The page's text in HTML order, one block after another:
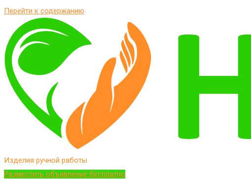
Перейти к содержанию
Изделия ручной работы
Разместить объявление бесплатно